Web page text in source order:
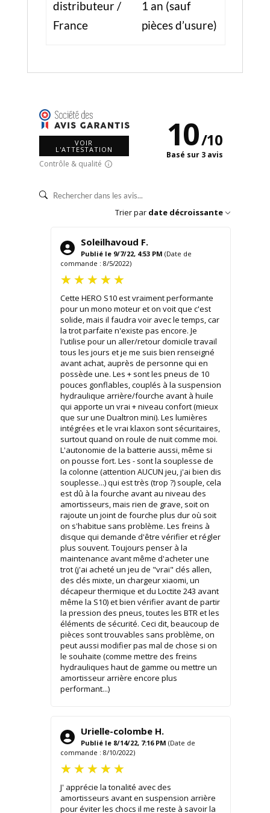
distributeur /
France
1 an (sauf
pièces d’usure)
VOIR
L'ATTESTATION
Contrôle & qualité
10/10
Basé sur 3 avis
Trier par date décroissante
Soleilhavoud F.
Publié le 9/7/22, 4:53 PM (Date de
commande : 8/5/2022)
Cette HERO S10 est vraiment performante
pour un mono moteur et on voit que c'est
solide, mais il faudra voir avec le temps, car
la trot parfaite n'existe pas encore. Je
l'utilise pour un aller/retour domicile travail
tous les jours et je me suis bien renseigné
avant achat, auprès de personne qui en
possède une. Les + sont les pneus de 10
pouces gonflables, couplés à la suspension
hydraulique arrière/fourche avant à huile
qui apporte un vrai + niveau confort (mieux
que sur une Dualtron mini). Les lumières
intégrées et le vrai klaxon sont sécuritaires,
surtout quand on roule de nuit comme moi.
L'autonomie de la batterie aussi, même si
on pousse fort. Les - sont la souplesse de
la colonne (attention AUCUN jeu, j'ai bien dis
souplesse...) qui est très (trop ?) souple, cela
est dû à la fourche avant au niveau des
amortisseurs, mais rien de grave, soit on
rajoute un joint de fourche plus dur où soit
on s'habitue sans problème. Les freins à
disque qui demande d'être vérifier et régler
plus souvent. Toujours penser à la
maintenance avant même d'acheter une
trot (j'ai acheté un jeu de "vrai" clés allen,
des clés mixte, un chargeur xiaomi, un
décapeur thermique et du Loctite 243 avant
même la S10) et bien vérifier avant de partir
la pression des pneus, toutes les BTR et les
éléments de sécurité. Ceci dit, beaucoup de
pièces sont trouvables sans problème, on
peut aussi modifier pas mal de chose si on
le souhaite (comme mettre des freins
hydrauliques haut de gamme ou mettre un
amortisseur arrière encore plus
performant...)
Urielle-colombe H.
Publié le 8/14/22, 7:16 PM (Date de
commande : 8/10/2022)
J' apprécie la tonalité avec des
amortisseurs avant en suspension arrière
pour éviter les chocs il me reste à savoir la